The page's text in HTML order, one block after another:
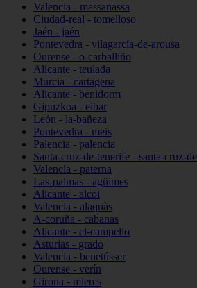
Valencia - massanassa
Ciudad-real - tomelloso
Jaén - jaén
Pontevedra - vilagarcía-de-arousa
Ourense - o-carballiño
Alicante - teulada
Murcia - cartagena
Alicante - benidorm
Gipuzkoa - eibar
León - la-bañeza
Pontevedra - meis
Palencia - palencia
Santa-cruz-de-tenerife - santa-cruz-
Valencia - paterna
Las-palmas - agüimes
Alicante - alcoi
Valencia - alaquàs
A-coruña - cabanas
Alicante - el-campello
Asturias - grado
Valencia - benetússer
Ourense - verín
Girona - mieres